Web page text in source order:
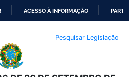
O
CONTEÚDO
ACESSO À INFORMAÇÃO
Pesquisar Legislação